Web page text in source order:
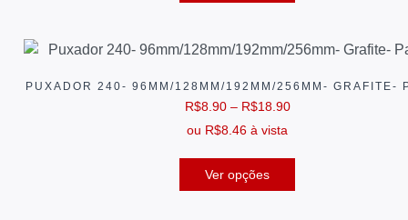
PUXADOR 240- 96MM/128MM/192MM/256MM- GRAFITE-
R$8.90 – R$18.90
ou R$8.46 à vista
Ver opções